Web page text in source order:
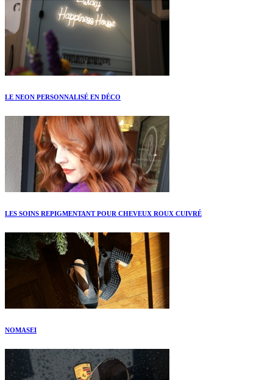
LE NEON PERSONNALISÉ EN DÉCO
LES SOINS REPIGMENTANT POUR CHEVEUX ROUX CUIVRÉ
NOMASEI